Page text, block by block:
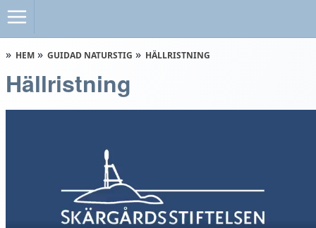
HEM GUIDAD NATURSTIG HÄLLRISTNING
Hällristning